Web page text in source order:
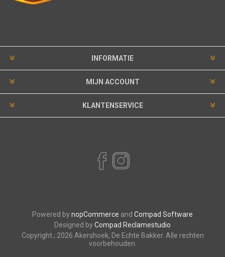
INFORMATIE
MIJN ACCOUNT
KLANTENSERVICE
Powered bynopCommerce and Compad Software
Designed byCompad Reclamestudio
Copyright ; 2026 Akershoek, De Echte Bakker. Alle rechten
voorbehouden.